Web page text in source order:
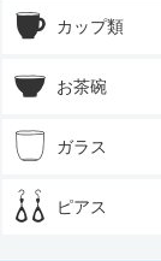
カップ類
お茶碗
ガラス
ピアス